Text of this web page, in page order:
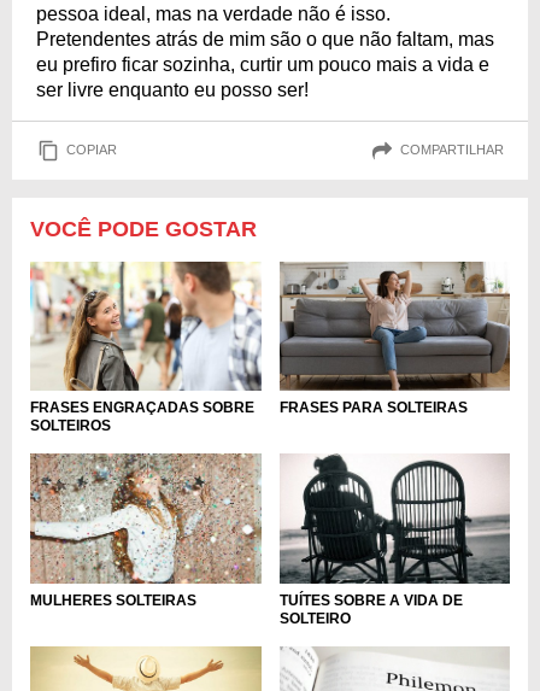
pessoa ideal, mas na verdade não é isso.
Pretendentes atrás de mim são o que não faltam, mas
eu prefiro ficar sozinha, curtir um pouco mais a vida e
ser livre enquanto eu posso ser!
COPIAR COMPARTILHAR
VOCÊ PODE GOSTAR
FRASES ENGRAÇADAS SOBRE
SOLTEIROS
FRASES PARA SOLTEIRAS
MULHERES SOLTEIRAS
TUÍTES SOBRE A VIDA DE
SOLTEIRO